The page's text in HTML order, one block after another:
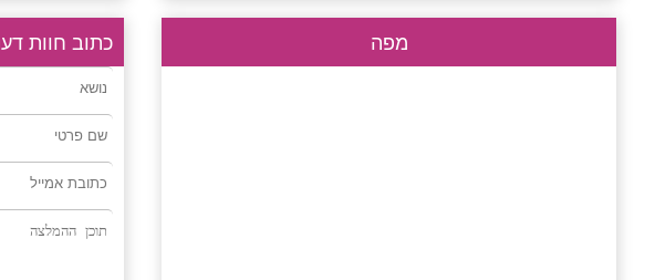
סוויטות עם ג'קוזי 105, 103: 300 ש'ח לשעתיים 350 ש'ח ל 3 שעות, 100 ש'ח לשעה נוספת,
סוויטה 102: 300 ש'ח לשעה עד שעתיים, 350 ש'ח ל 3 שעות, 700 ש'ח ללילה.
סוויטה 101: 400 ש'ח לשעה עד שעתיים, 500 ש'ח ל 3 שעות, 100 ש'ח לשעה נוספת. 800 ש'ח ללילה.
מפה כתוב חוות